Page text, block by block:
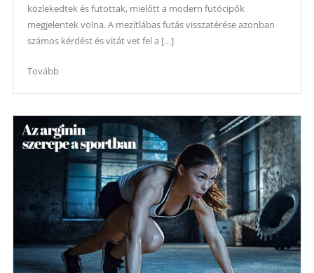
közlekedtek és futottak, mielőtt a modern futócipők
megjelentek volna. A mezítlábas futás visszatérése azonban
számos kérdést és vitát vet fel a […]
Tovább